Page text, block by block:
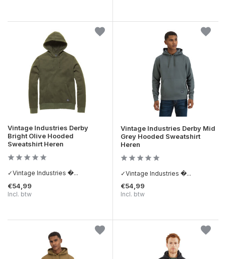
Vintage Industries Derby
Bright Olive Hooded
Sweatshirt Heren
✓Vintage Industries �...
€54,99
Incl. btw
Vintage Industries Derby Mid
Grey Hooded Sweatshirt
Heren
✓Vintage Industries �...
€54,99
Incl. btw